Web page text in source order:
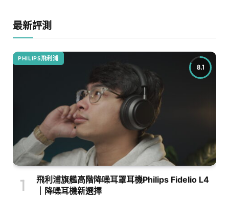
最新評測
8.1
PHILIPS飛利浦
飛利浦旗艦高階降噪耳罩耳機Philips Fidelio L4
｜降噪耳機新選擇